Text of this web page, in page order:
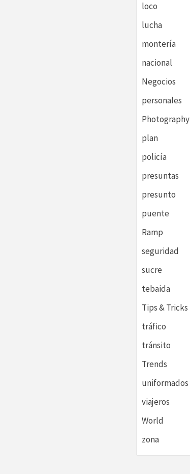
loco
lucha
montería
nacional
Negocios
personales
Photography
plan
policía
presuntas
presunto
puente
Ramp
seguridad
sucre
tebaida
Tips & Tricks
tráfico
tránsito
Trends
uniformados
viajeros
World
zona